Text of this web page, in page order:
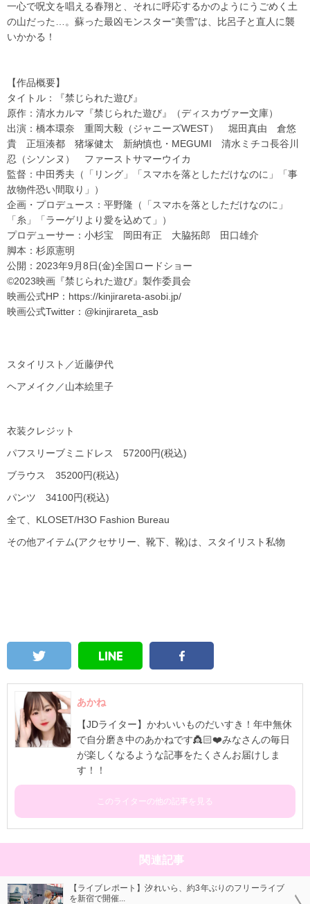
一心で呪文を唱える春翔と、それに呼応するかのようにうごめく土
の山だった…。蘇った最凶モンスター“美雪”は、比呂子と直人に襲
いかかる！
【作品概要】
タイトル：『禁じられた遊び』
原作：清水カルマ『禁じられた遊び』（ディスカヴァー文庫）
出演：橋本環奈 重岡大毅（ジャニーズWEST） 堀田真由 倉悠
貴 正垣湊都 猪塚健太 新納慎也・MEGUMI 清水ミチコ長谷川
忍（シソンヌ） ファーストサマーウイカ
監督：中田秀夫（「リング」「スマホを落としただけなのに」「事
故物件恐い間取り」）
企画・プロデュース：平野隆（「スマホを落としただけなのに」
「糸」「ラーゲリより愛を込めて」）
プロデューサー：小杉宝 岡田有正 大脇拓郎 田口雄介
脚本：杉原憲明
公開：2023年9月8日(金)全国ロードショー
©2023映画『禁じられた遊び』製作委員会
映画公式HP：https://kinjirareta-asobi.jp/
映画公式Twitter：@kinjirareta_asb
スタイリスト／近藤伊代
ヘアメイク／山本絵里子
衣装クレジット
パフスリーブミニドレス 57200円(税込)
ブラウス 35200円(税込)
パンツ 34100円(税込)
全て、KLOSET/H3O Fashion Bureau
その他アイテム(アクセサリー、靴下、靴)は、スタイリスト私物
あかね
【JDライター】かわいいものだいすき！年中無休
で自分磨き中のあかねです👸🏻❤️みなさんの毎日
が楽しくなるような記事をたくさんお届けしま
す！！
このライターの他の記事を見る
関連記事
【ライブレポート】汐れいら、約3年ぶりのフリーライブ
を新宿で開催...